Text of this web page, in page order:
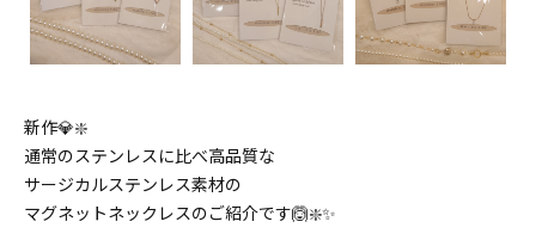
新作💎❇️
通常のステンレスに比べ高品質な
サージカルステンレス素材の
マグネットネックレスのご紹介です🙆❇️✨